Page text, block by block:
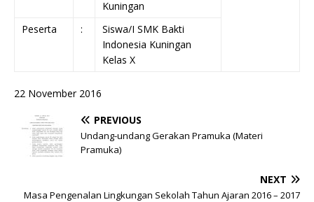
Kuningan
Peserta
:
Siswa/I SMK Bakti
Indonesia Kuningan
Kelas X
22 November 2016
PREVIOUS
Undang-undang Gerakan Pramuka (Materi
Pramuka)
NEXT
Masa Pengenalan Lingkungan Sekolah Tahun Ajaran 2016 – 2017